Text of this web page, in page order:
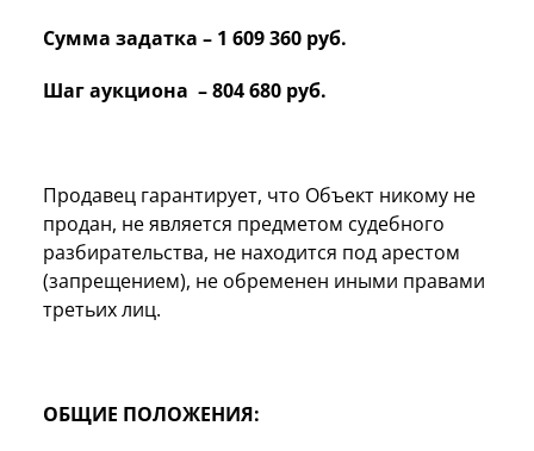
Сумма задатка – 1 609 360 руб.
Шаг аукциона – 804 680 руб.
Продавец гарантирует, что Объект никому не
продан, не является предметом судебного
разбирательства, не находится под арестом
(запрещением), не обременен иными правами
третьих лиц.
ОБЩИЕ ПОЛОЖЕНИЯ: